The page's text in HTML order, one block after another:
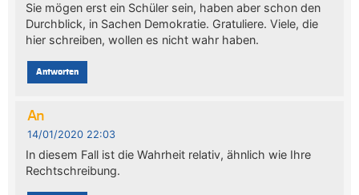
Sie mögen erst ein Schüler sein, haben aber schon den
Durchblick, in Sachen Demokratie. Gratuliere. Viele, die
hier schreiben, wollen es nicht wahr haben.
Antworten
An
14/01/2020 22:03
In diesem Fall ist die Wahrheit relativ, ähnlich wie Ihre
Rechtschreibung.